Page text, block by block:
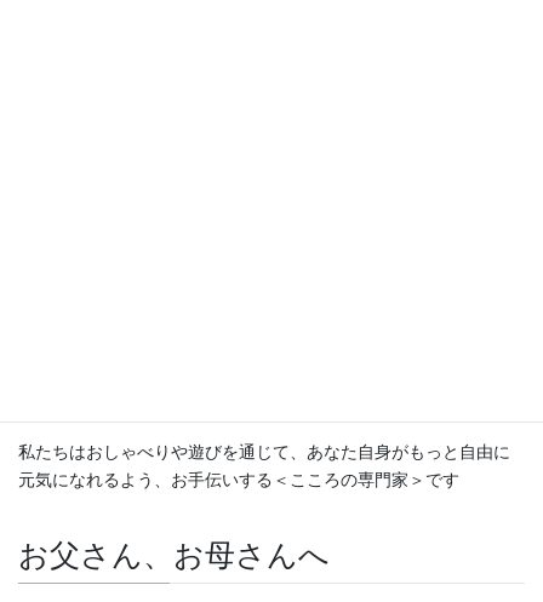
私たちはおしゃべりや遊びを通じて、あなた自身がもっと自由に
元気になれるよう、お手伝いする＜こころの専門家＞です
お父さん、お母さんへ